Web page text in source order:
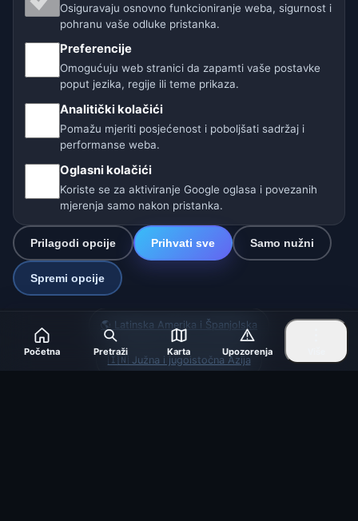
Uvjeti korištenja
Isključenje odgovornosti
Pomažemo životinjama
Postavke
Naše vremenske stranice:
🇭🇷 Hrvatska 🇧🇬 Bugarska
🇩🇪🇦🇹🇨🇭 Njemačka / Austrija / Švicarska
🌎 Latinska Amerika i Španjolska
🇮🇳 Južna i jugoistočna Azija
Početna Pretraži Karta Upozorenja
Osiguravaju osnovno funkcioniranje weba, sigurnost i
pohranu vaše odluke pristanka.
Preferencije
Omogućuju web stranici da zapamti vaše postavke
poput jezika, regije ili teme prikaza.
Analitički kolačići
Pomažu mjeriti posjećenost i poboljšati sadržaj i
performanse weba.
Oglasni kolačići
Koriste se za aktiviranje Google oglasa i povezanih
mjerenja samo nakon pristanka.
Prilagodi opcije Prihvati sve Samo nužni
Spremi opcije